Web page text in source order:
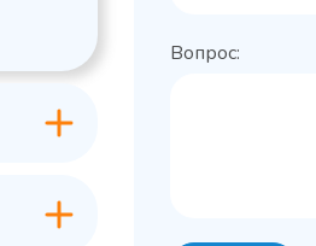
-
Габаритные
Вопрос: